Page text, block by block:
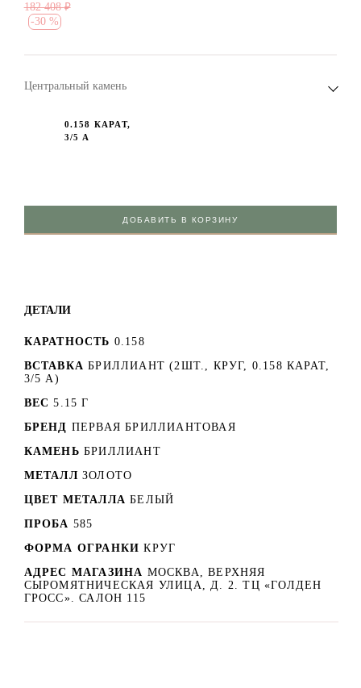
182 408 ₽
-30 %
Центральный камень
0.158 КАРАТ,
3/5 А
ДОБАВИТЬ В КОРЗИНУ
ДЕТАЛИ
КАРАТНОСТЬ 0.158
ВСТАВКА БРИЛЛИАНТ (2ШТ., КРУГ, 0.158 КАРАТ,
3/5 А)
ВЕС 5.15 Г
БРЕНД ПЕРВАЯ БРИЛЛИАНТОВАЯ
КАМЕНЬ БРИЛЛИАНТ
МЕТАЛЛ ЗОЛОТО
ЦВЕТ МЕТАЛЛА БЕЛЫЙ
ПРОБА 585
ФОРМА ОГРАНКИ КРУГ
АДРЕС МАГАЗИНА МОСКВА, ВЕРХНЯЯ
СЫРОМЯТНИЧЕСКАЯ УЛИЦА, Д. 2. ТЦ «ГОЛДЕН
ГРОСС». САЛОН 115